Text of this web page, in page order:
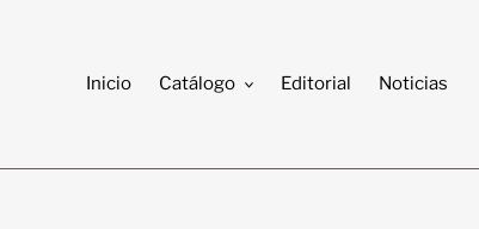
Inicio Catálogo Editorial Noticias